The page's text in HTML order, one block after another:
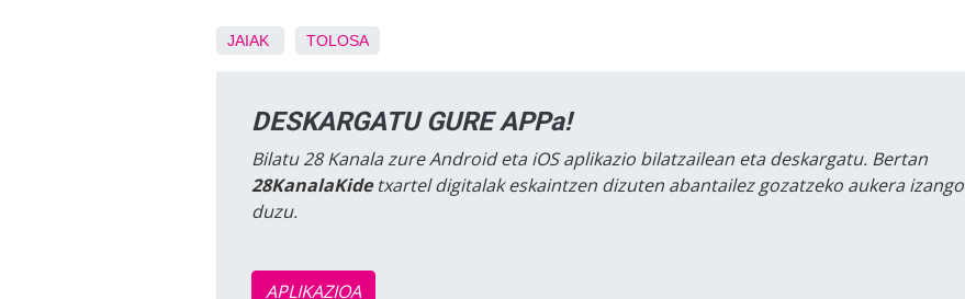
JAIAK TOLOSA
DESKARGATU GURE APPa!
Bilatu 28 Kanala zure Android eta iOS aplikazio bilatzailean eta deskargatu. Bertan
28KanalaKidetxartel digitalak eskaintzen dizuten abantailez gozatzeko aukera izango
duzu.
APLIKAZIOA